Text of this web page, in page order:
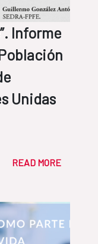
Informe
Unidas
READ MORE